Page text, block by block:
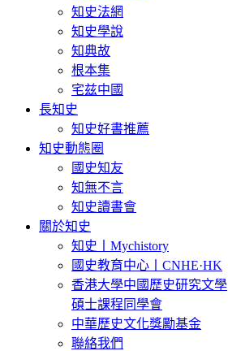
知史法網
知史學說
知典故
根本集
宅兹中國
長知史
知史好書推薦
知史動態圈
國史知友
知無不言
知史讀書會
關於知史
知史丨Mychistory
國史教育中心丨CNHE·HK
香港大學中國歷史研究文學
碩士課程同學會
中華歷史文化獎勵基金
聯絡我們